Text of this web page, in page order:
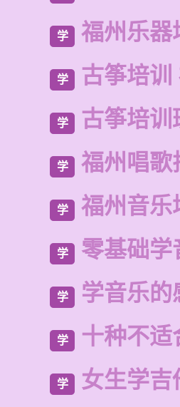
学 福州乐器
学 古筝培训
学 古筝培训
学 福州唱歌
学 福州音乐
学 零基础学
学 学音乐的
学 十种不适
学 女生学吉